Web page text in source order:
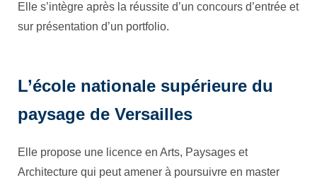
Elle s’intègre après la réussite d’un concours d’entrée et
sur présentation d’un portfolio.
L’école nationale supérieure du
paysage de Versailles
Elle propose une licence en Arts, Paysages et
Architecture qui peut amener à poursuivre en master